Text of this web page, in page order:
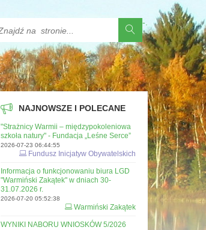
-
NAJNOWSZE I POLECANE
"Strażnicy Warmii – międzypokoleniowa
szkoła natury" - Fundacja „Leśne Serce”
2026-07-23 06:44:55
Fundusz Inicjatyw Obywatelskich
Informacja o funkcjonowaniu biura LGD
"Warmiński Zakątek" w dniach 30-
31.07.2026 r.
2026-07-20 05:52:38
Warmiński Zakątek
WYNIKI NABORU WNIOSKÓW 5/2026